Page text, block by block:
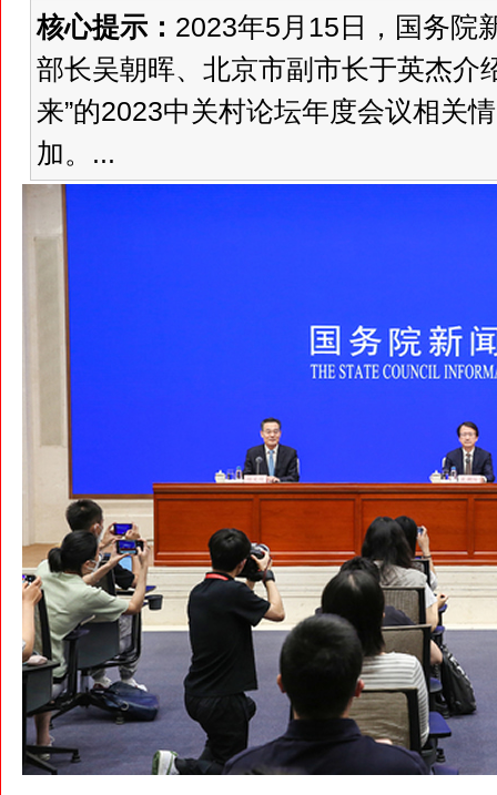
核心提示： 2023年5月15日，国务院
部长吴朝晖、北京市副市长于英杰介
来”的2023中关村论坛年度会议相关
加。...